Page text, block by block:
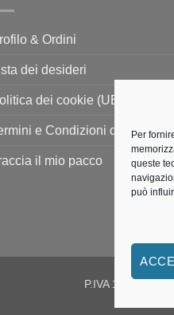
Per
queste
può
& Ordini
dei desideri
dei cookie (UE)
e Condizioni di vendita
il mio pacco
P.IVA 11815651002